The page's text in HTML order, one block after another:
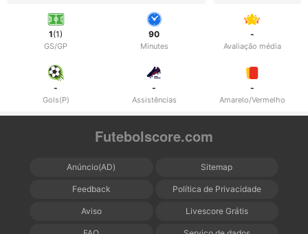
1(1)
GS/GP
90
Minutes
-
Avaliação média
-
Gols(P)
-
Assistências
-
Amarelo/Vermelho
Futebolscore.com
Anúncio(AD) Sitemap
Feedback Política de Privacidade
Aviso Livescore Grátis